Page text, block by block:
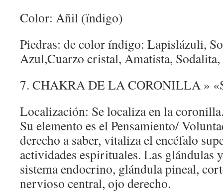
Color: Añil (ïndigo)
Piedras: de color índigo: Lapislázuli,
Azul,Cuarzo cristal, Amatista,
7. CHAKRA DE LA CORONILLA »
Localización: Se localiza en la
Su elemento es el Pensamiento/
derecho a saber, vitaliza el encéfalo
actividades espirituales. Las glándulas
sistema endocrino, glándula pineal,
nervioso central, ojo derecho.